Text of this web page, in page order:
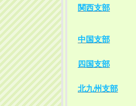
関西支部
中国支部
四国支部
北九州支部